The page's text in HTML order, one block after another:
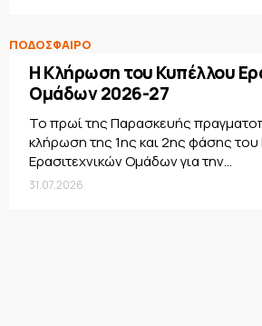
ΠΟΔΟΣΦΑΙΡΟ
Η Κλήρωση του Κυπέλλου
Ομάδων 2026-27
Το πρωί της Παρασκευής
κλήρωση της 1ης και 2ης φάσης
Ερασιτεχνικών Ομάδων για την...
31.07.2026